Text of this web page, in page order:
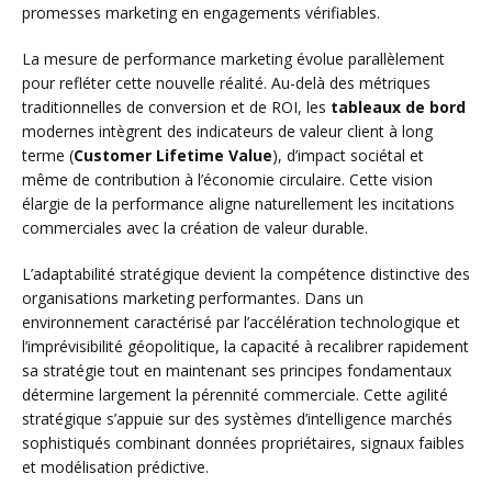
promesses marketing en engagements vérifiables.
La mesure de performance marketing évolue parallèlement
pour refléter cette nouvelle réalité. Au-delà des métriques
traditionnelles de conversion et de ROI, les tableaux de bord
modernes intègrent des indicateurs de valeur client à long
terme (Customer Lifetime Value), d’impact sociétal et
même de contribution à l’économie circulaire. Cette vision
élargie de la performance aligne naturellement les incitations
commerciales avec la création de valeur durable.
L’adaptabilité stratégique devient la compétence distinctive des
organisations marketing performantes. Dans un
environnement caractérisé par l’accélération technologique et
l’imprévisibilité géopolitique, la capacité à recalibrer rapidement
sa stratégie tout en maintenant ses principes fondamentaux
détermine largement la pérennité commerciale. Cette agilité
stratégique s’appuie sur des systèmes d’intelligence marchés
sophistiqués combinant données propriétaires, signaux faibles
et modélisation prédictive.